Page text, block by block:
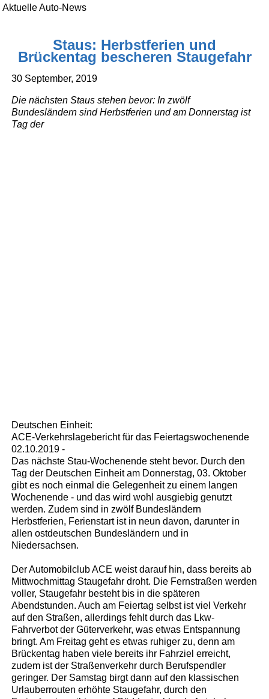
Aktuelle Auto-News
Staus: Herbstferien und
Brückentag bescheren Staugefahr
30 September, 2019
Die nächsten Staus stehen bevor: In zwölf
Bundesländern sind Herbstferien und am Donnerstag ist
Tag der
Deutschen Einheit:
ACE-Verkehrslagebericht für das Feiertagswochenende
02.10.2019 -
Das nächste Stau-Wochenende steht bevor. Durch den
Tag der Deutschen Einheit am Donnerstag, 03. Oktober
gibt es noch einmal die Gelegenheit zu einem langen
Wochenende - und das wird wohl ausgiebig genutzt
werden. Zudem sind in zwölf Bundesländern
Herbstferien, Ferienstart ist in neun davon, darunter in
allen ostdeutschen Bundesländern und in
Niedersachsen.
Der Automobilclub ACE weist darauf hin, dass bereits ab
Mittwochmittag Staugefahr droht. Die Fernstraßen werden
voller, Staugefahr besteht bis in die späteren
Abendstunden. Auch am Feiertag selbst ist viel Verkehr
auf den Straßen, allerdings fehlt durch das Lkw-
Fahrverbot der Güterverkehr, was etwas Entspannung
bringt. Am Freitag geht es etwas ruhiger zu, denn am
Brückentag haben viele bereits ihr Fahrziel erreicht,
zudem ist der Straßenverkehr durch Berufspendler
geringer. Der Samstag birgt dann auf den klassischen
Urlauberrouten erhöhte Staugefahr, durch den